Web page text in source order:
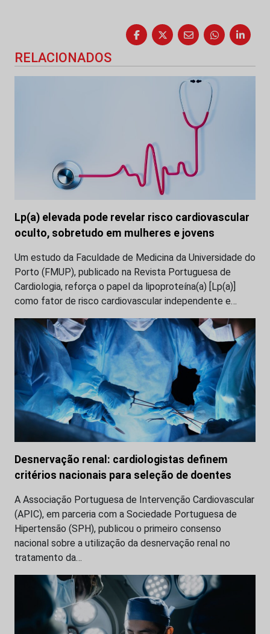
RELACIONADOS
Lp(a) elevada pode revelar risco cardiovascular
oculto, sobretudo em mulheres e jovens
Um estudo da Faculdade de Medicina da Universidade do
Porto (FMUP), publicado na Revista Portuguesa de
Cardiologia, reforça o papel da lipoproteína(a) [Lp(a)]
como fator de risco cardiovascular independente e…
Desnervação renal: cardiologistas definem
critérios nacionais para seleção de doentes
A Associação Portuguesa de Intervenção Cardiovascular
(APIC), em parceria com a Sociedade Portuguesa de
Hipertensão (SPH), publicou o primeiro consenso
nacional sobre a utilização da desnervação renal no
tratamento da…